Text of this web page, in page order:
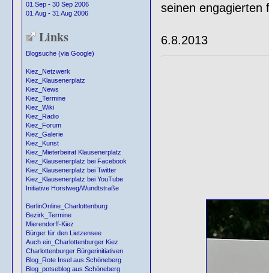
01.Sep - 30 Sep 2006
01.Aug - 31 Aug 2006
Links
Blogsuche (via Google)
Kiez_Netzwerk
Kiez_Klausenerplatz
Kiez_News
Kiez_Termine
Kiez_Wiki
Kiez_Radio
Kiez_Forum
Kiez_Galerie
Kiez_Kunst
Kiez_Mieterbeirat Klausenerplatz
Kiez_Klausenerplatz bei Facebook
Kiez_Klausenerplatz bei Twitter
Kiez_Klausenerplatz bei YouTube
Initiative Horstweg/Wundtstraße
BerlinOnline_Charlottenburg
Bezirk_Termine
Mierendorff-Kiez
Bürger für den Lietzensee
Auch ein_Charlottenburger Kiez
Charlottenburger Bürgerinitiativen
Blog_Rote Insel aus Schöneberg
Blog_potseblog aus Schöneberg
seinen engagierten
6.8.2013